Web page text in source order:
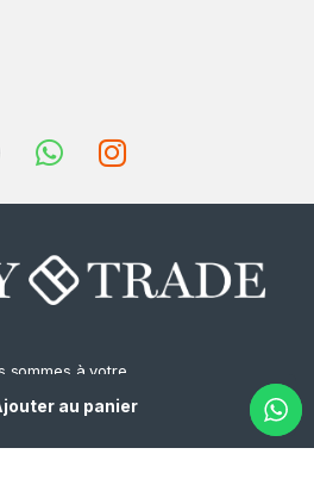
au panier
sommes à votre
249796